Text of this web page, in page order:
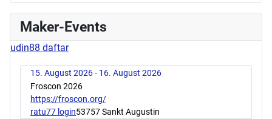
Maker-Events
udin88 daftar
15. August 2026 - 16. August 2026
Froscon 2026
https://froscon.org/
ratu77 login53757 Sankt Augustin